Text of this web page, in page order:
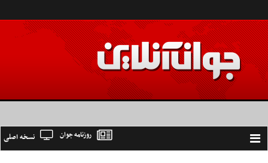
Toggle
نسخه اصلی روزنامه جوان